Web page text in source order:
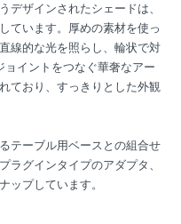
デザインされたシェードは、
ています。厚めの素材を使っ
線的な光を照らし、輪状で対
イントをつなぐ華奢なアー
ており、すっきりとした外観
テーブル用ベースとの組合せ
ラグインタイプのアダプタ、
ップしています。